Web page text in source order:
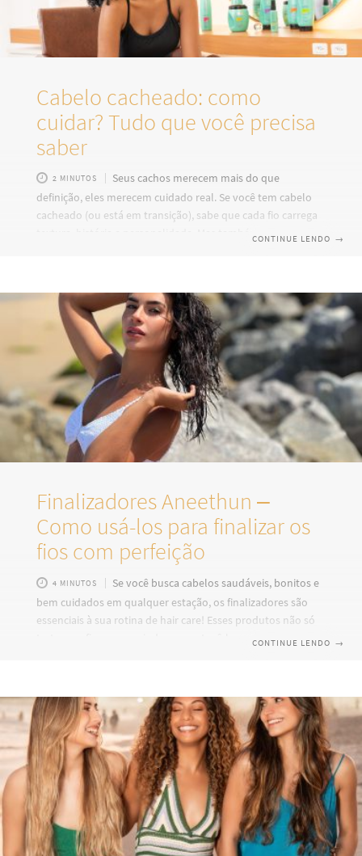
Cabelo cacheado: como
cuidar? Tudo que você precisa
saber
2 MINUTOS
Seus cachos merecem mais do que
definição, eles merecem cuidado real. Se você tem cabelo
cacheado (ou está em transição), sabe que cada fio carrega
textura, história e personalidade. Mas também carrega
movimento. 1. Entenda o que seu cabelo realmente precisa
Cabelos cacheados têm uma curvatura que dificulta que a
oleosidade natural do couro cabeludo percorra todo
CONTINUE LENDO →
Finalizadores Aneethun –
Como usá-los para finalizar os
fios com perfeição
4 MINUTOS
Se você busca cabelos saudáveis, bonitos e
bem cuidados em qualquer estação, os finalizadores são
essenciais à sua rotina de hair care! Esses produtos não só
tratam os fios, como ajudam a protegê-los contra os danos
Aneethun – S.O.S Blend, Óleo Absolute, Óleo reparador
Repair, Bálsamo Detox e Spray Multibenefícios – e mostrar
como podemos inseri-los no dia a
CONTINUE LENDO →